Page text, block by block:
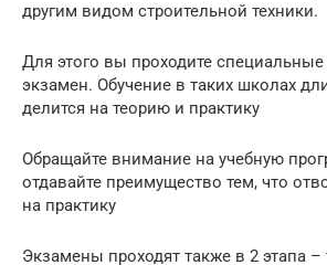
другим видом строительной техники.
Для этого вы проходите специальные
экзамен. Обучение в таких школах
делится на теорию и практику
Обращайте внимание на учебную
отдавайте преимущество тем, что
на практику
Экзамены проходят также в 2 этапа –